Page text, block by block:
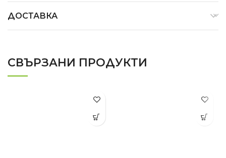
ДОСТАВКА
СВЪРЗАНИ ПРОДУКТИ